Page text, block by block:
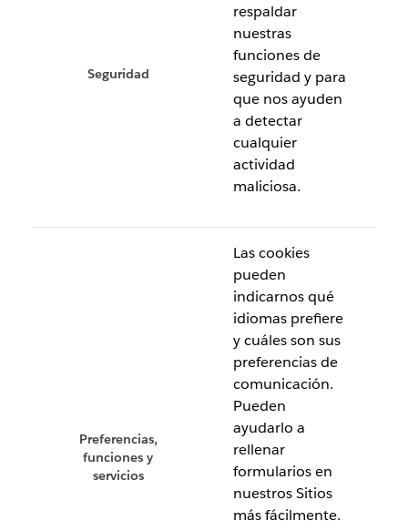
Seguridad
respaldar
nuestras
funciones de
seguridad y para
que nos ayuden
a detectar
cualquier
actividad
maliciosa.
Preferencias,
funciones y
servicios
Las cookies
pueden
indicarnos qué
idiomas prefiere
y cuáles son sus
preferencias de
comunicación.
Pueden
ayudarlo a
rellenar
formularios en
nuestros Sitios
más fácilmente.